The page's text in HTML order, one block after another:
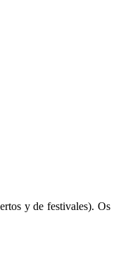
y de festivales). Os